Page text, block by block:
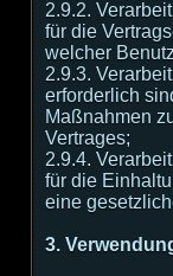
2.9.2.
für die
welcher
2.9.3.
erforderlich
Maßnahmen
Vertrages;
2.9.4.
für die
eine
3.